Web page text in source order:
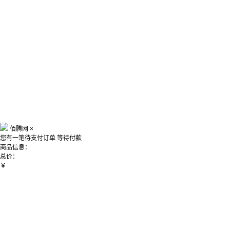
佰腾网 ×
您有一笔待支付订单 等待付款
商品信息：
总价：
￥